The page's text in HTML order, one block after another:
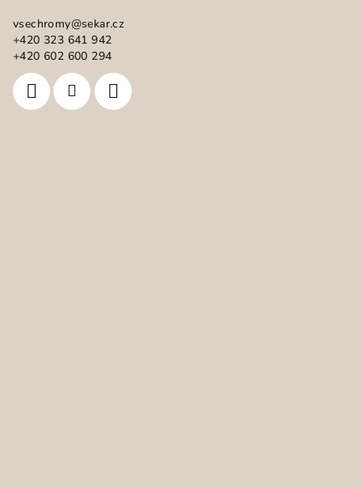
vsechromy@sekar.cz
+420 323 641 942
+420 602 600 294